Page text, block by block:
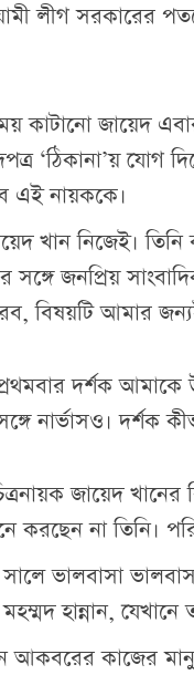
লীগ সরকারের
কাটানো জায়েদ
‘ঠিকানা’য় যোগ
এই নায়ককে।
খান নিজেই।
সঙ্গে জনপ্রিয়
বিষয়টি আমার
দর্শক আমাকে
নার্ভাসও। দর্শক
জায়েদ খানের
না তিনি।
ভালবাসা
হান্নান,
কাজের